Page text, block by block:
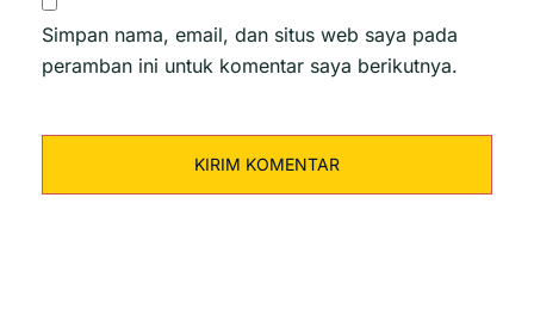
Simpan nama, email, dan situs web saya pada
peramban ini untuk komentar saya berikutnya.